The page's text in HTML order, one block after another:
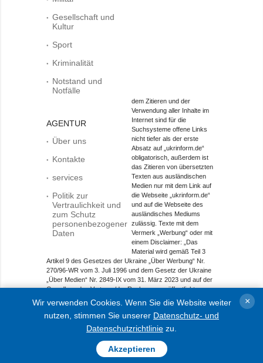
Gesellschaft und
Kultur
Sport
Kriminalität
Notstand und
Notfälle
AGENTUR
Über uns
Kontakte
services
Politik zur
Vertraulichkeit und
zum Schutz
personenbezogener
Daten
dem Zitieren und der
Verwendung aller Inhalte im
Internet sind für die
Suchsysteme offene Links
nicht tiefer als der erste
Absatz auf „ukrinform.de“
obligatorisch, außerdem ist
das Zitieren von übersetzten
Texten aus ausländischen
Medien nur mit dem Link auf
die Webseite „ukrinform.de“
und auf die Webseite des
ausländisches Mediums
zulässig. Texte mit dem
Vermerk „Werbung“ oder mit
einem Disclaimer: „Das
Material wird gemäß Teil 3
Artikel 9 des Gesetzes der Ukraine „Über Werbung“ Nr.
270/96-WR vom 3. Juli 1996 und dem Gesetz der Ukraine
„Über Medien“ Nr. 2849-IX vom 31. März 2023 und auf der
Grundlage des Vertrags/der Rechnung veröffentlicht.
Objekt im Bereich Onlinemedien; Medien-ID R40-01421.
© 2015-2026 Ukrinform. Alle Rechte sind geschützt.
Wir verwenden Cookies. Wenn Sie die Website weiter
nutzen, stimmen Sie unserer Datenschutz- und
Datenschutzrichtlinie zu.
Akzeptieren
×